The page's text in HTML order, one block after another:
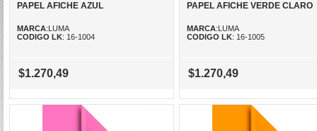
PAPEL AFICHE AZUL
MARCA:LUMA
CODIGO LK: 16-1004
$1.270,49
PAPEL AFICHE VERDE CLARO
MARCA:LUMA
CODIGO LK: 16-1005
$1.270,49